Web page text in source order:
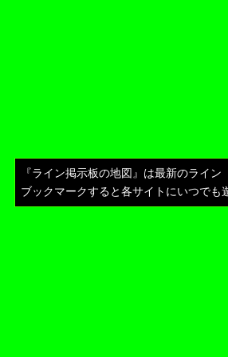
『ライン掲示板の地図』は最新のライ
ブックマークすると各サイトにいつでも